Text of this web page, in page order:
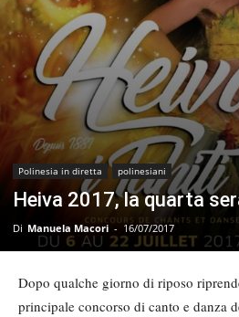
Polinesia in diretta polinesiani
Heiva 2017, la quarta
Di Manuela Macori - 16/07/2017
Dopo qualche giorno di riposo
principale concorso di canto e danza